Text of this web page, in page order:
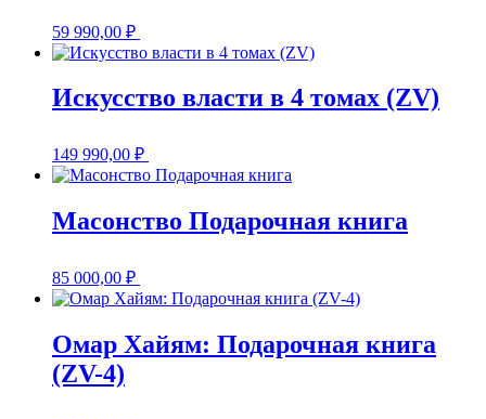
59 990,00 ₽
Искусство власти в 4 томах (ZV)
149 990,00 ₽
Масонство Подарочная книга
85 000,00 ₽
Омар Хайям: Подарочная книга
(ZV-4)